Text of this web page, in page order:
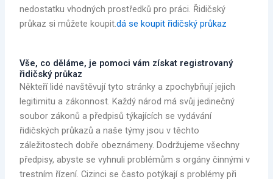
nedostatku vhodných prostředků pro práci. Řidičský
průkaz si můžete koupit.dá se koupit řidičský průkaz
Vše, co děláme, je pomoci vám získat registrovaný
řidičský průkaz
Někteří lidé navštěvují tyto stránky a zpochybňují jejich
legitimitu a zákonnost. Každý národ má svůj jedinečný
soubor zákonů a předpisů týkajících se vydávání
řidičských průkazů a naše týmy jsou v těchto
záležitostech dobře obeznámeny. Dodržujeme všechny
předpisy, abyste se vyhnuli problémům s orgány činnými v
trestním řízení. Cizinci se často potýkají s problémy při